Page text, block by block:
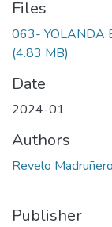
Files
063- YOLANDA
(4.83 MB)
Date
2024-01
Authors
Revelo
Publisher